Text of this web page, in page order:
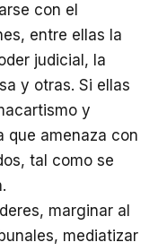
con el
entre ellas la
judicial, la
y otras. Si ellas
y
que amenaza con
tal como se
marginar al
mediatizar